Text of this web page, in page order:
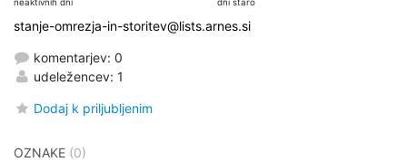
neaktivnih dni dni staro
stanje-omrezja-in-storitev@lists.arnes.si
komentarjev: 0
udeležencev: 1
Dodaj k priljubljenim
OZNAKE (0)